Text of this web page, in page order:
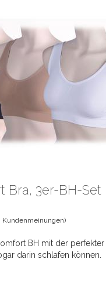
Bra, 3er-BH-Set
Kundenmeinungen)
BH mit der perfekter
darin schlafen können.